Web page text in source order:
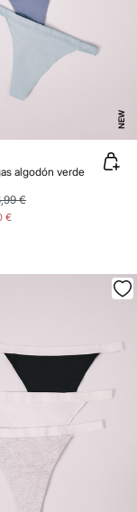
NEW
algodón verde
€
€